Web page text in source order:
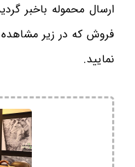
ارسال محموله باخبر
فروش که در زیر مشاهده
نمایید.